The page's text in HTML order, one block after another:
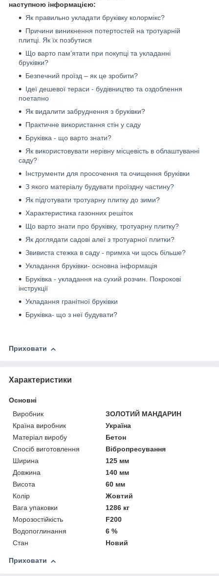
наступною інформацією:
Як правильно укладати бруківку колормікс?
Причини виникнення потертостей на тротуарній
плитці. Як їх позбутися
Що варто пам’ятати при покупці та укладанні
бруківки?
Безпечний проїзд – як це зробити?
Ідеї дешевої тераси - будівництво та оздоблення
поетапно
Як видалити забруднення з бруківки?
Практичне використання стін у саду
Бруківка - що варто знати?
Як використовувати нерівну місцевість в облаштуванні
саду?
Інструменти для просочення та очищення бруківки
З якого матеріалу будувати проїздну частину?
Як підготувати тротуарну плитку до зими?
Характеристика газонних решіток
Що варто знати про бруківку, тротуарну плитку?
Як доглядати садові алеї з тротуарної плитки?
Звивиста стежка в саду - примха чи щось більше?
Укладання бруківки- основна інформація
Бруківка - укладання на сухий розчин. Покрокові
інструкції
Укладання гранітної бруківки
Бруківка- що з неї будувати?
Приховати
Характеристики
Основні
Виробник
ЗОЛОТИЙ МАНДАРИН
Країна виробник
Україна
Матеріал виробу
Бетон
Спосіб виготовлення
Вібропресування
Ширина
125 мм
Довжина
140 мм
Висота
60 мм
Колір
Жовтий
Вага упаковки
1286 кг
Морозостійкість
F200
Водопоглинання
6 %
Стан
Новий
Приховати